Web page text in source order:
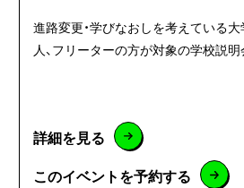
進路変更・学びなおしを考えている大
人、フリーターの方が対象の学校説明
詳細を見る
このイベントを予約する